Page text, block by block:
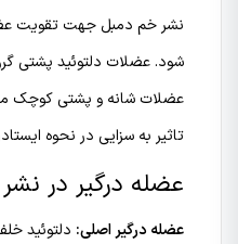
نشر خم دمبل جهت تقویت
شود. عضلات دلتوئيد پشتی
عضلات شانه و پشتی کوچک
تاثیر به سزایی در نحوه
عضله درگیر در
عضله درگیر اصلی: دلتوئید